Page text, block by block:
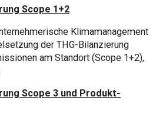
Scope 1+2
Klimamanagement
der THG-Bilanzierung
am Standort (Scope 1+2),
Scope 3 und Produkt-